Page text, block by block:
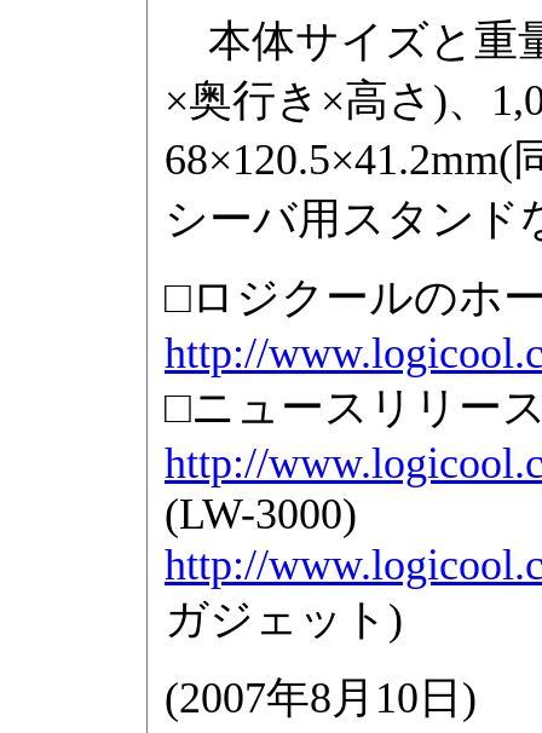
本体サイズと重
×奥行き×高さ)、
シーバ用スタンド
□ロジクールのホ
http://
□ニュースリリー
http://
(LW-3000)
http://
ガジェット)
(2007年8月10日 )